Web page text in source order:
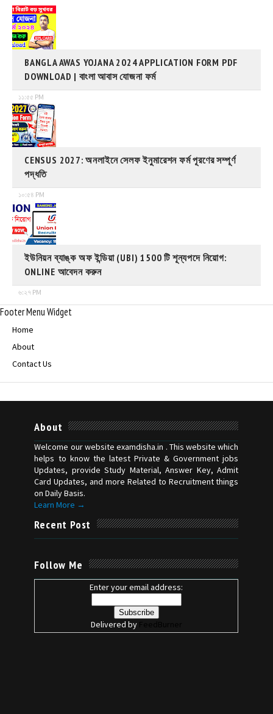
BANGLA AWAS YOJANA 2024 APPLICATION FORM PDF
DOWNLOAD | বাংলা আবাস যোজনা ফর্ম
১১:৫৫ PM
CENSUS 2027: অনলাইনে সেলফ ইনুমারেশন ফর্ম পূরণের সম্পূর্ণ
পদ্ধতি
১০:৫৪ PM
ইউনিয়ন ব্যাঙ্ক অফ ইন্ডিয়া (UBI) 1500 টি শূন্যপদে নিয়োগ:
ONLINE আবেদন করুন
৬:২৭ PM
Footer Menu Widget
Home
About
Contact Us
About
Welcome our website examdisha.in . This website which
helps to know the latest Private & Government jobs
Updates, provide Study Material, Answer Key, Admit
Card Updates, and more Related to Recruitment things
on Daily Basis.
Learn More →
Recent Post
Follow Me
Enter your email address:
Delivered by